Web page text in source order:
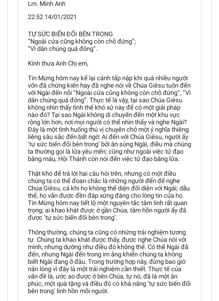
Lm. Minh Anh
22:52 14/01/2021
TỰ SỨC BIẾN ĐỔI BÊN TRONG
“Ngoài cửa cũng không còn chỗ đứng”;
“Vì dân chúng quá đông”.
Kính thưa Anh Chị em,
Tin Mừng hôm nay kể lại cảnh tấp nập khi quá nhiều người
vốn đã chứng kiến hay đã nghe nói về Chúa Giêsu tuôn đến
với Ngài đến nỗi “Ngoài cửa cũng không còn chỗ đứng”, “Vì
dân chúng quá đông”. Thực tế là vậy, tại sao Chúa Giêsu
không nhìn thấy tình thế khó xử này để có một giải pháp
nào đó? Tại sao Ngài không di chuyển đến một khu vực
rộng lớn hơn, nơi mọi người có thể nhìn thấy và nghe Ngài?
Đây là một tình huống thú vị chuyên chở một ý nghĩa thiêng
liêng sâu sắc đến bất ngờ: Ai đến với Chúa Giêsu, người ấy
‘tự sức biến đổi bên trong’ bởi ân sủng Ngài, điều mà chúng
ta thường gọi là lửa yêu mến; cũng như ngoài việc tử đạo
bằng máu, Hội Thánh còn nói đến việc tử đạo bằng lửa.
Thật khó để trả lời hai câu hỏi trên, nhưng có một điều
chúng ta có thể đoan chắc là những người đến để nghe
Chúa Giêsu, cả khi họ không thể diện đối diện với Ngài; dẫu
thế, họ vẫn được đền đáp xứng đáng cho lòng tin của họ.
Tin Mừng hôm nay tiết lộ một nguyên tắc tâm linh rất quan
trọng; ai khao khát được ở gần Chúa, tâm hồn người ấy đã
được ‘tự sức biến đổi bên trong’.
Thông thường, chúng ta cũng có những trải nghiệm tương
tự. Chúng ta khao khát được thấy, được nghe Chúa nói với
mình, nhưng dường như điều đó không thể. Có thể Ngài đã
đến, nhưng Ngài đến trong im ắng khiến chúng ta không
biết Ngài đang ở đâu. Trong trường hợp này, đừng bao giờ
nản lòng vì đây là một trải nghiệm cần thiết. Thực tế của
vấn đề là, ước ao được ở bên Chúa, tự nó, đã là một ân
phúc, một quà tặng và điều đó có khả năng ‘tự sức biến đổi
bên trong’ linh hồn mỗi người.